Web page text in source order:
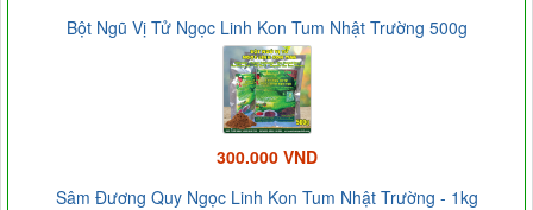
Bột Ngũ Vị Tử Ngọc Linh Kon Tum Nhật Trường 500g
300.000 VND
Sâm Đương Quy Ngọc Linh Kon Tum Nhật Trường - 1kg